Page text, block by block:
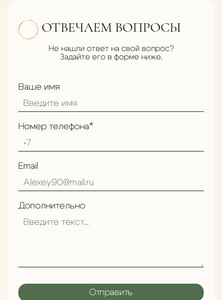
ОТВЕЧАЕМ ВОПРОСЫ
Не нашли ответ на свой вопрос?
Задайте его в форме ниже.
Ваше имя
Номер телефона*
Email
Дополнительно
Отправить